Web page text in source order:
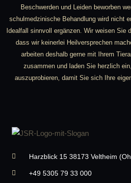
Beschwerden und Leiden beworben
schulmedzinische Behandlung wird nicht
Idealfall sinnvoll ergänzen. Wir weisen Sie
dass wir keinerlei Heilversprechen
arbeiten deshalb gerne mit Ihrem
zusammen und laden Sie herzlich
auszuprobieren, damit Sie sich Ihre
Harzblick 15 38173 Veltheim
+49 5305 79 33 000